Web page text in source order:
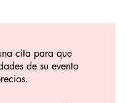
cita para que
de su evento